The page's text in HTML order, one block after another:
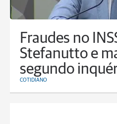
Fraudes no
Stefanutto e
segundo
COTIDIANO